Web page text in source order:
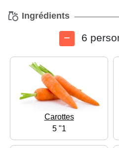
Ingrédients
6
Carottes
5 "1